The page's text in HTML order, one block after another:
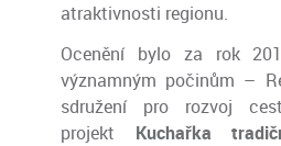
atraktivnosti regionu.
Ocenění bylo za rok
významným počinům –
sdružení pro rozvoj
projekt Kuchařka